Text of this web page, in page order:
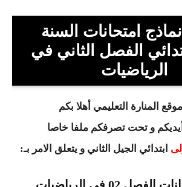
السنة الرابعة ابتدائي
السنة الخامسة ابتدائي
شهادة التعليم الابتدائي
تزيين القسم
التعليم المتوسط
السنة الاولى متوسط
امتحانات السنة
الفصل الثاني في
الرياضيات
المنارة التعليمي أهلا بكم
و تحت تصرفكم ملفا خاصا
ابتدائي الجيل الثاني و يتعلق الامر بـ: